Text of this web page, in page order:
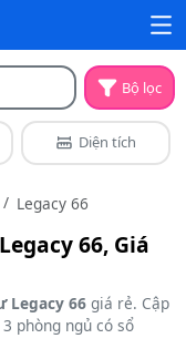
Bộ lọc
Diện tích
Legacy 66
66, Giá
Legacy 66 giá rẻ. Cập
phòng ngủ có sổ